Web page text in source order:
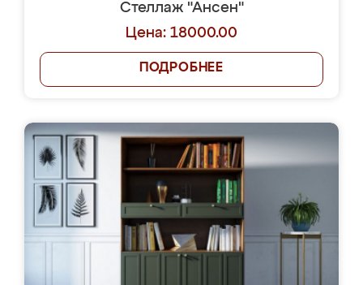
Стеллаж "Ансен"
Цена: 18000.00
ПОДРОБНЕЕ